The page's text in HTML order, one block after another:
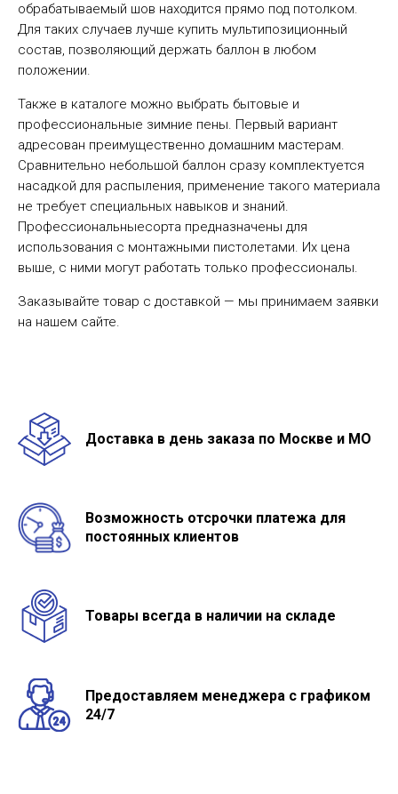
обрабатываемый шов находится прямо под потолком.
Для таких случаев лучше купить мультипозиционный
состав, позволяющий держать баллон в любом
положении.
Также в каталоге можно выбрать бытовые и
профессиональные зимние пены. Первый вариант
адресован преимущественно домашним мастерам.
Сравнительно небольшой баллон сразу комплектуется
насадкой для распыления, применение такого материала
не требует специальных навыков и знаний.
Профессиональныесорта предназначены для
использования с монтажными пистолетами. Их цена
выше, с ними могут работать только профессионалы.
Заказывайте товар с доставкой — мы принимаем заявки
на нашем сайте.
Доставка в день заказа по Москве и МО
Возможность отсрочки платежа для
постоянных клиентов
Товары всегда в наличии на складе
Предоставляем менеджера с графиком
24/7